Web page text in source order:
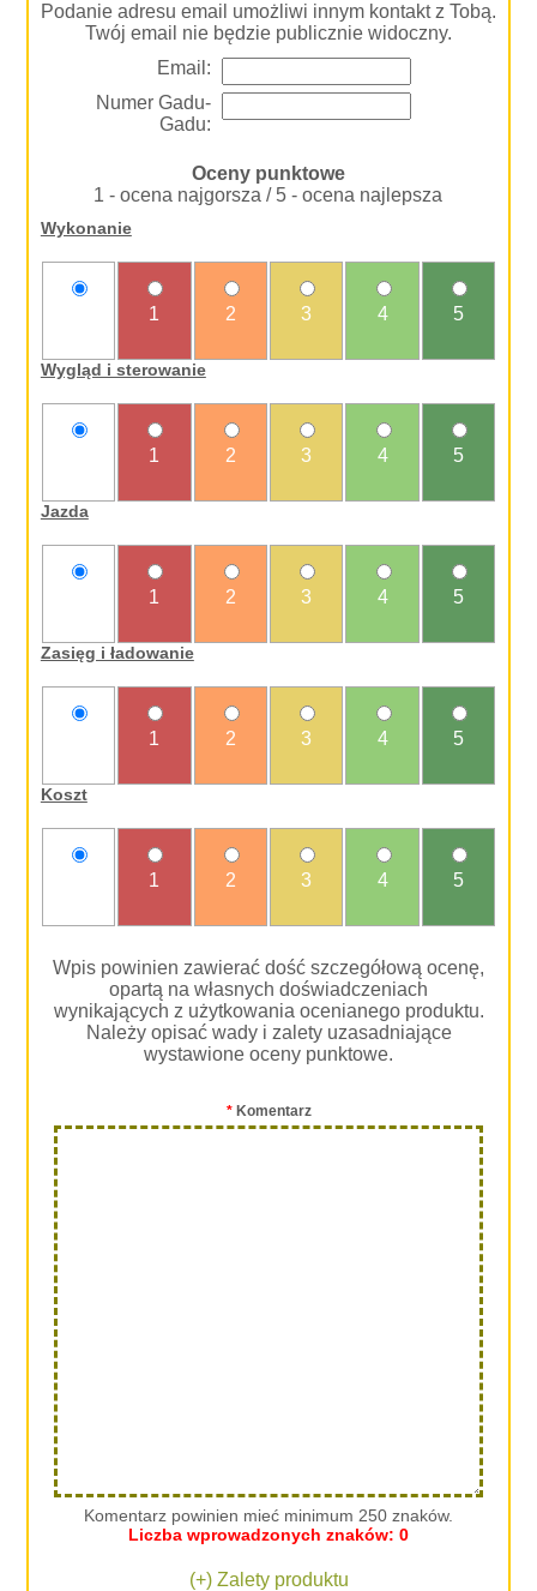
Podanie adresu email umożliwi innym kontakt z Tobą.
Twój email nie będzie publicznie widoczny.
Email:
Numer Gadu-
Gadu:
Oceny punktowe
1 - ocena najgorsza / 5 - ocena najlepsza
Wykonanie
1 2 3 4 5
Wygląd i sterowanie
1 2 3 4 5
Jazda
1 2 3 4 5
Zasięg i ładowanie
1 2 3 4 5
Koszt
1 2 3 4 5
Wpis powinien zawierać dość szczegółową ocenę,
opartą na własnych doświadczeniach
wynikających z użytkowania ocenianego produktu.
Należy opisać wady i zalety uzasadniające
wystawione oceny punktowe.
*Komentarz
Komentarz powinien mieć minimum 250 znaków.
Liczba wprowadzonych znaków: 0
(+) Zalety produktu